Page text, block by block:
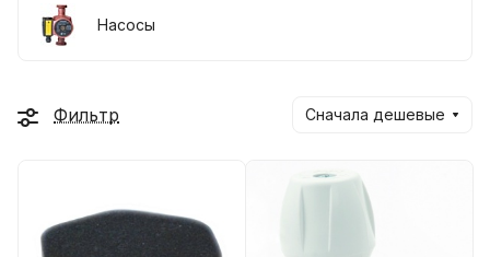
Насосы
Фильтр Сначала дешевые